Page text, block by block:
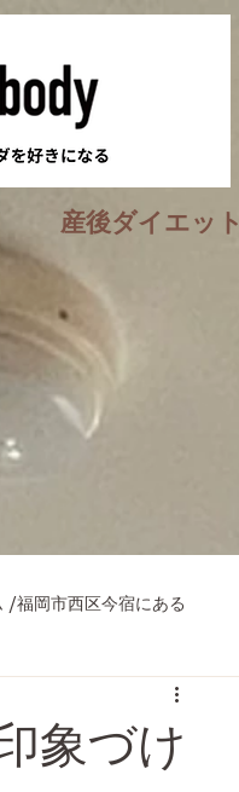
産後ダイエット
/福岡市西区今宿にある
象づけ